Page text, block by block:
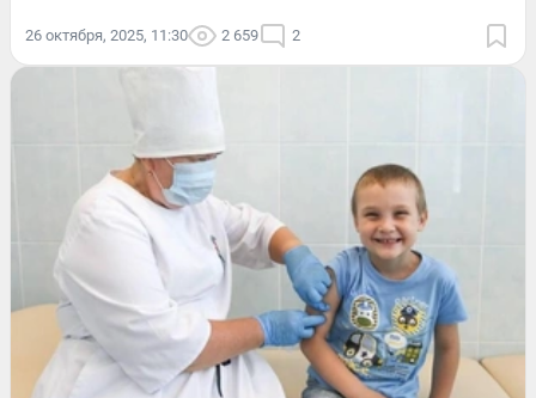
26 октября, 2025, 11:30 2 659 2